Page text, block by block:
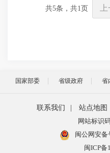
共5条，共1 页
国家部委 省级政府 省
联系我们 站点地图
网站标识
闽公网安备
闽ICP备